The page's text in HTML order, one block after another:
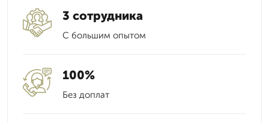
3 сотрудника
С большим опытом
100%
Без доплат